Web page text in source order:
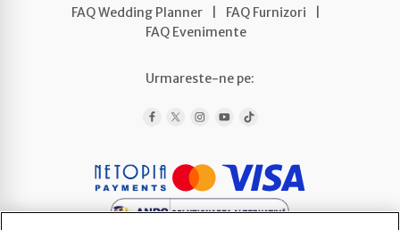
FAQ Wedding Planner FAQ Furnizori
FAQ Evenimente
Urmareste-ne pe: